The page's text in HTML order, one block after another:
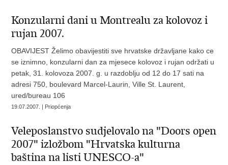
Konzularni dani u Montrealu za kolovoz i
rujan 2007.
OBAVIJEST Želimo obavijestiti sve hrvatske državljane kako ce
se iznimno, konzularni dan za mjesece kolovoz i rujan održati u
petak, 31. kolovoza 2007. g. u razdoblju od 12 do 17 sati na
adresi 750, boulevard Marcel-Laurin, Ville St. Laurent,
ured/bureau 106
19.07.2007. | Priopćenja
Veleposlanstvo sudjelovalo na "Doors open
2007" izložbom "Hrvatska kulturna
baština na listi UNESCO-a"